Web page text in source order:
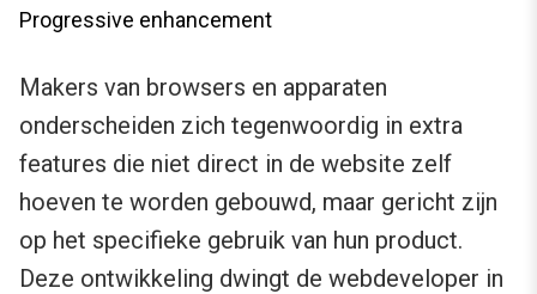
Progressive enhancement
Makers van browsers en apparaten
onderscheiden zich tegenwoordig in extra
features die niet direct in de website zelf
hoeven te worden gebouwd, maar gericht zijn
op het specifieke gebruik van hun product.
Deze ontwikkeling dwingt de webdeveloper in